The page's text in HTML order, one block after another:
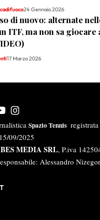
24 Gennaio 2026
di nuovo: alternate
ITF, ma non sa giocare
17 Marzo 2026
Spazio Tennis
09/2025
MEDIA SRL, P.iva
Alessandro